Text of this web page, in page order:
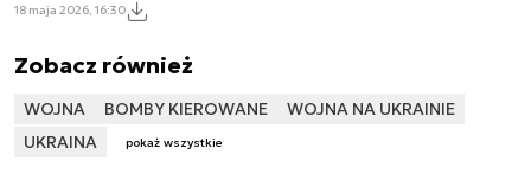
18 maja 2026, 16:30
Zobacz również
WOJNA BOMBY KIEROWANE
WOJNA NA UKRAINIE
UKRAINA
pokaż wszystkie